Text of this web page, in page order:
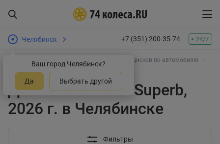
Челябинск
Ваш город Челябинск?
Да Выбрать другой
+7 (351) 200-35-74 24/7
Интернет-магазин шин и дисков
Подбор дисков по автомобилю
Superb 2026
Диски на SKODA Superb,
2026 г. в Челябинске
Фильтры